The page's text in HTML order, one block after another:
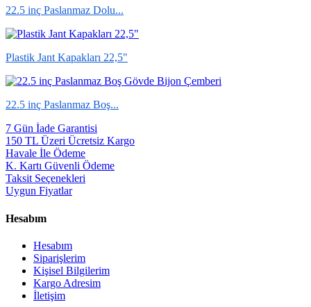
22.5 inç Paslanmaz Dolu...
Plastik Jant Kapakları 22,5"
22.5 inç Paslanmaz Boş...
7 Gün İade Garantisi
150 TL Üzeri Ücretsiz Kargo
Havale İle Ödeme
K. Kartı Güvenli Ödeme
Taksit Seçenekleri
Uygun Fiyatlar
Hesabım
Hesabım
Siparişlerim
Kişisel Bilgilerim
Kargo Adresim
İletişim